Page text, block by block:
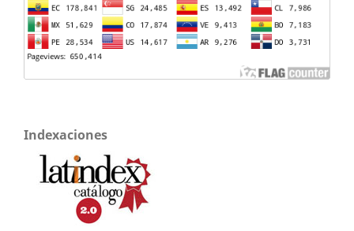
Indexaciones